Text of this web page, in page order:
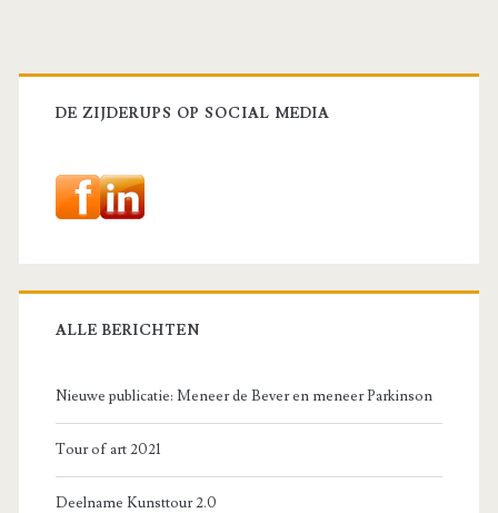
Primaire
sidebar
DE ZIJDERUPS OP SOCIAL MEDIA
ALLE BERICHTEN
Nieuwe publicatie: Meneer de Bever en meneer Parkinson
Tour of art 2021
Deelname Kunsttour 2.0